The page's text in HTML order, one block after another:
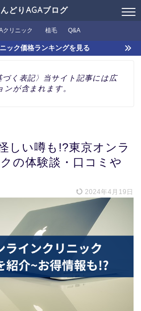
どりAGAブログ
クリニック 植毛 Q&A
ック価格ランキングを見る
づく表記〉当サイト記事には広
ンが含まれます。
しい噂も!?東京オンラ
の体験談・口コミや
2024年4月19日